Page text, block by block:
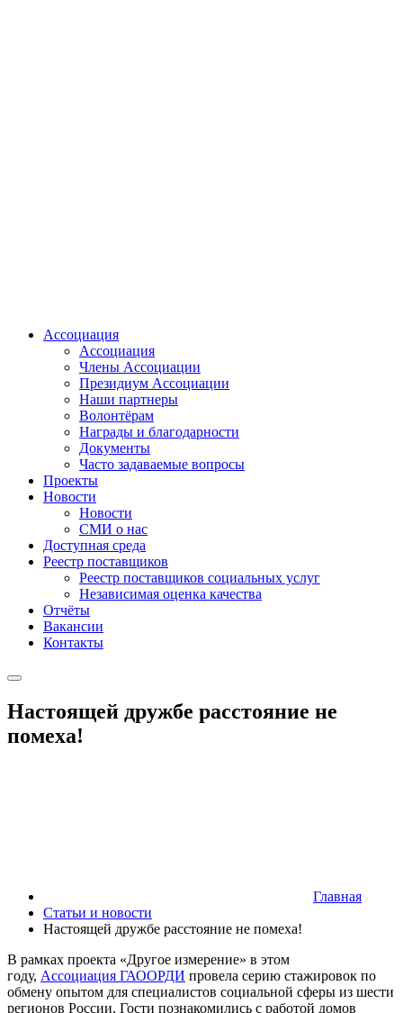
Ассоциация
Ассоциация
Члены Ассоциации
Президиум Ассоциации
Наши партнеры
Волонтёрам
Награды и благодарности
Документы
Часто задаваемые вопросы
Проекты
Новости
Новости
СМИ о нас
Доступная среда
Реестр поставщиков
Реестр поставщиков социальных услуг
Независимая оценка качества
Отчёты
Вакансии
Контакты
Настоящей дружбе расстояние не
помеха!
Главная
Статьи и новости
Настоящей дружбе расстояние не помеха!
В рамках проекта «Другое измерение» в этом
году, Ассоциация ГАООРДИ провела серию стажировок по
обмену опытом для специалистов социальной сферы из шести
регионов России. Гости познакомились с работой домов